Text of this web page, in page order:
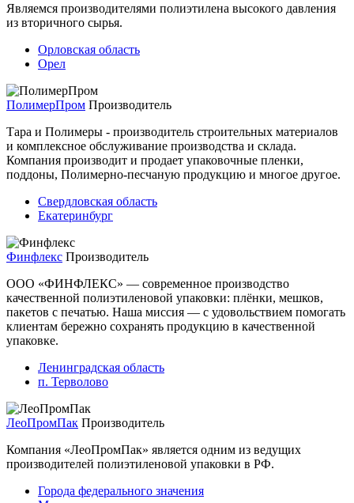
Являемся производителями полиэтилена высокого давления
из вторичного сырья.
Орловская область
Орел
ПолимерПром Производитель
Тара и Полимеры - производитель строительных материалов
и комплексное обслуживание производства и склада.
Компания производит и продает упаковочные пленки,
поддоны, Полимерно-песчаную продукцию и многое другое.
Свердловская область
Екатеринбург
Финфлекс Производитель
ООО «ФИНФЛЕКС» — современное производство
качественной полиэтиленовой упаковки: плёнки, мешков,
пакетов с печатью. Наша миссия — с удовольствием помогать
клиентам бережно сохранять продукцию в качественной
упаковке.
Ленинградская область
п. Терволово
ЛеоПромПак Производитель
Компания «ЛеоПромПак» является одним из ведущих
производителей полиэтиленовой упаковки в РФ.
Города федерального значения